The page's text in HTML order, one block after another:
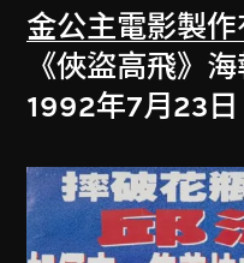
金公主電影製作
《俠盜高飛》
1992年7月23日